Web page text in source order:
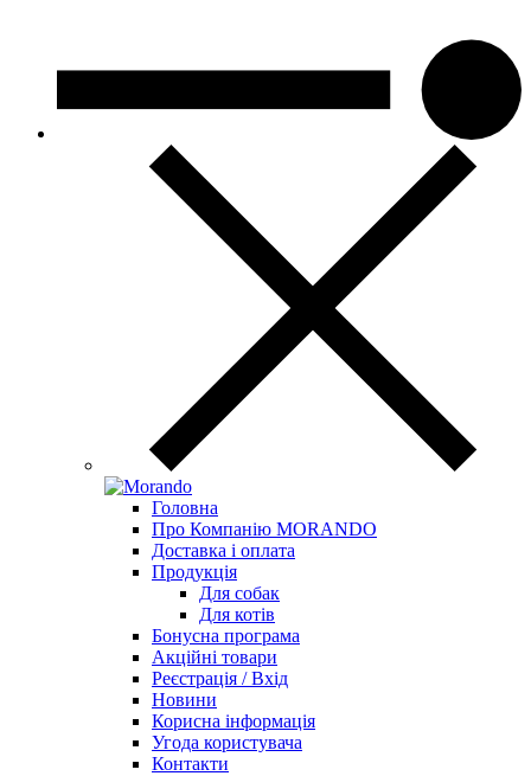
Головна
Про Компанію MORANDO
Доставка і оплата
Продукція
Для собак
Для котів
Бонусна програма
Акційні товари
Реєстрація / Вхід
Новини
Корисна інформація
Угода користувача
Контакти